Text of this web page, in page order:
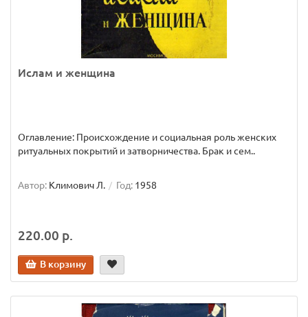
Ислам и женщина
Оглавление: Происхождение и социальная роль женских
ритуальных покрытий и затворничества. Брак и сем..
Автор: Климович Л. Год: 1958
220.00 р.
В корзину